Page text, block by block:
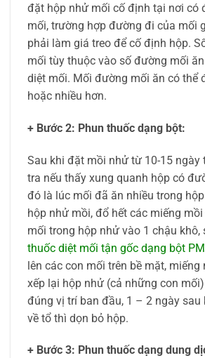
đặt hộp nhử mối cố định tại nơi có
mối, trường hợp đường đi của mối
phải làm giá treo để cố định hộp.
mối tùy thuộc vào số đường mối
diệt mối. Mối đường mối ăn có thể
hoặc nhiều hơn.
+ Bước 2: Phun thuốc dạng bột:
Sau khi đặt mồi nhử từ 10-15 ngày
tra nếu thấy xung quanh hộp có
đó là lúc mối đã ăn nhiều trong
hộp nhử mồi, đổ hết các miếng
mối trong hộp nhử vào 1 chậu khô,
thuốc diệt mối tận gốc dạng bột
lên các con mối trên bề mặt, miếng
xếp lại hộp nhử (cả những con
đúng vị trí ban đầu, 1 – 2 ngày sau
về tổ thì dọn bỏ hộp.
+ Bước 3: Phun thuốc dạng dung